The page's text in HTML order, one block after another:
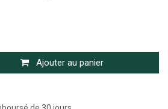
Ajouter au panier